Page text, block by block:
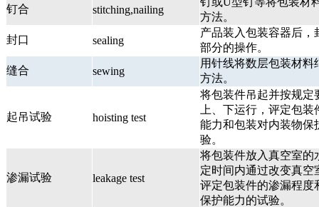
钉合 stitching,nailing
方法。
封口
sealing
产品装入包装容器后，
部分的操作。
缝合
sewing
用针线将数层包装材料
方法。
起吊试验 hoisting test
将包装件吊起并按规定
上、下运行，评定包
能力和包装对内装物保
验。
渗漏试验 leakage test
将包装件放入真空室的
定时间内通过改变真空
评定包装件的渗漏程度
保护能力的试验。